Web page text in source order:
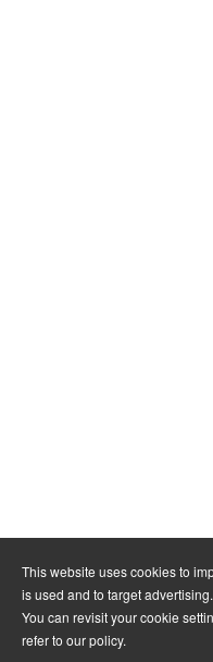
This website uses cookies to
is used and to target advertising.
You can revisit your cookie
refer to our policy.